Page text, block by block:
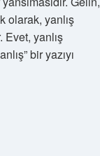
olarak, yanlış
Evet, yanlış
bir yazıyı